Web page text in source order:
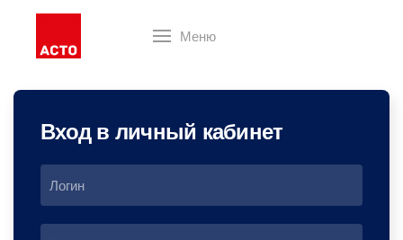
Меню
Вход в личный кабинет